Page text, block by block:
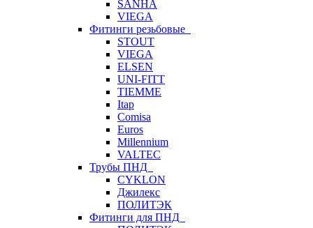
SANHA
VIEGA
Фитинги резьбовые
STOUT
VIEGA
ELSEN
UNI-FITT
TIEMME
Itap
Comisa
Euros
Millennium
VALTEC
Трубы ПНД
CYKLON
Джилекс
ПОЛИТЭК
Фитинги для ПНД